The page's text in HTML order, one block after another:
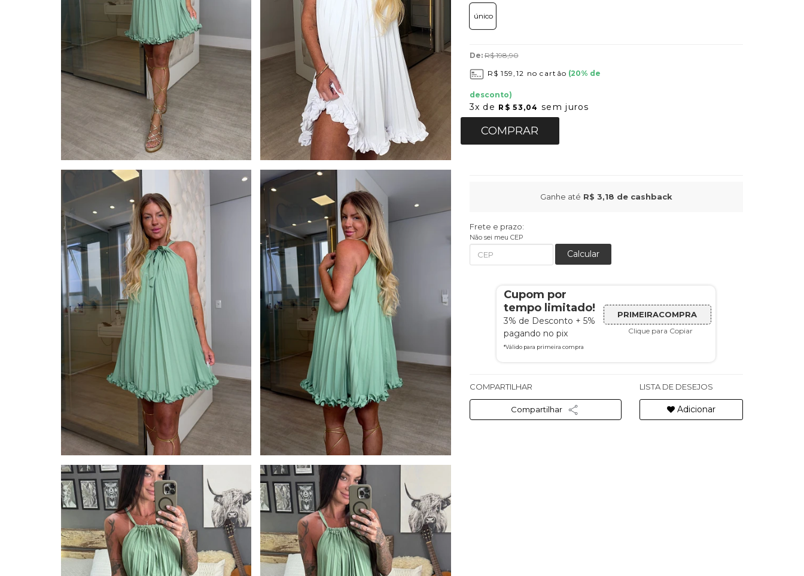
único
De:R$ 198,90
R$ 159,12 no cartão (20% de
desconto)
3x de R$ 53,04 sem juros
COMPRAR
Ganhe até R$ 3,18 de cashback
Frete e prazo:
Não sei meu CEP
Calcular
Cupom por
tempo limitado!
3% de Desconto + 5%
pagando no pix
*Válido para primeira compra
PRIMEIRACOMPRA
Clique para Copiar
COMPARTILHAR
Compartilhar
LISTA DE DESEJOS
Adicionar